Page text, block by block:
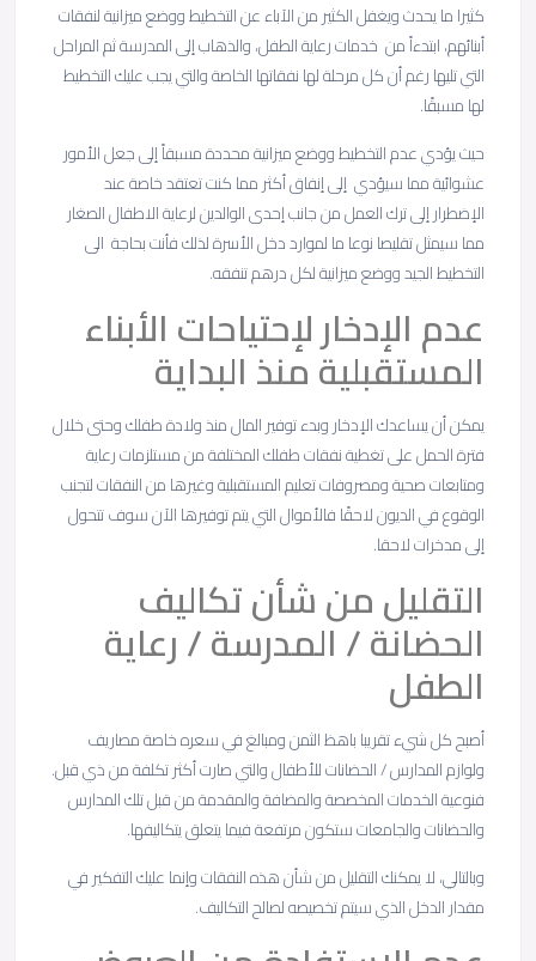
كثيرا ما يحدث ويغفل الكثير من الآباء عن التخطيط ووضع ميزانية لنفقات
أبنائهم، ابتدءاً من خدمات رعاية الطفل، والذهاب إلى المدرسة ثم المراحل
التي تليها رغم أن كل مرحلة لها نفقاتها الخاصة والتي يجب عليك التخطيط
لها مسبقًا.
حيث يؤدي عدم التخطيط ووضع ميزانية محددة مسبقاً إلى جعل الأمور
عشوائية مما سيؤدي إلى إنفاق أكثر مما كنت تعتقد خاصة عند
الإضطرار إلى ترك العمل من جانب إحدى الوالدين لرعاية الاطفال الصغار
مما سيمثل تقليصا نوعا ما لموارد دخل الأسرة لذلك فأنت بحاجة الى
التخطيط الجيد ووضع ميزانية لكل درهم تنفقه.
عدم الإدخار لإحتياحات الأبناء
المستقبلية منذ البداية
يمكن أن يساعدك الإدخار وبدء توفير المال منذ ولادة طفلك وحتى خلال
فترة الحمل على تغطية نفقات طفلك المختلفة من مستلزمات رعاية
ومتابعات صحية ومصروفات تعليم المستقبلية وغيرها من النفقات لتجنب
الوقوع في الديون لاحقًا فالأموال التي يتم توفيرها الآن سوف تتحول
إلى مدخرات لاحقا.
التقليل من شأن تكاليف
الحضانة / المدرسة / رعاية
الطفل
أصبح كل شيء تقريبا باهظ الثمن ومبالغ في سعره خاصة مصاريف
ولوازم المدارس / الحضانات للأطفال والتي صارت أكثر تكلفة من ذي قبل.
فنوعية الخدمات المخصصة والمضافة والمقدمة من قبل تلك المدارس
والحضانات والجامعات ستكون مرتفعة فيما يتعلق يتكاليفها.
وبالتالي، لا يمكنك التقليل من شأن هذه النفقات وإنما عليك التفكير في
مقدار الدخل الذي سيتم تخصيصه لصالح التكاليف.